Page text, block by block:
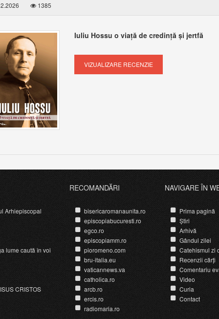
1385
Iuliu Hossu o viață de credință și jertfă
VIZUALIZARE RECENZIE
Arhiepiscopal
lume caută în voi
CRISTOS
RECOMANDĂRI
bisericaromanaunita.ro
episcopiabucuresti.ro
egco.ro
episcopiamm.ro
pioromeno.com
bru-italia.eu
vaticannews.va
catholica.ro
arcb.ro
ercis.ro
radiomaria.ro
NAVIGARE ÎN
Prima pagină
Știri
Arhivă
Gândul zilei
Catehismul zi
Recenzii cărți
Comentariu
Video
Curia
Contact